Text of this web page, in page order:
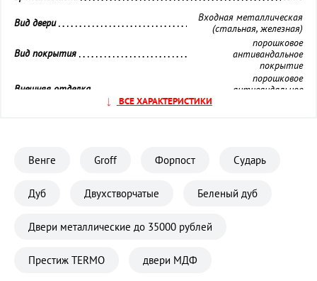
Вид двери
Входная металлическая
(стальная, железная)
Вид покрытия
порошковое
антивандальное
покрытие
Внешняя отделка
порошковое
антивандальное
Замок основной Цилиндровый
Кол-во контуров уплотнения
ВСЕ ХАРАКТЕРИСТИКИ
Венге Groff Форпост Сударь
Дуб Двухстворчатые Беленый дуб
Двери металлические до 35000 рублей
Престиж TERMO двери МДФ